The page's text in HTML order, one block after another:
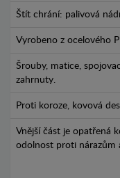
Štít chrání: palivová
Vyrobeno z ocelového
Šrouby, matice,
zahrnuty.
Proti koroze, kovová
Vnější část je opatřená
odolnost proti nárazům